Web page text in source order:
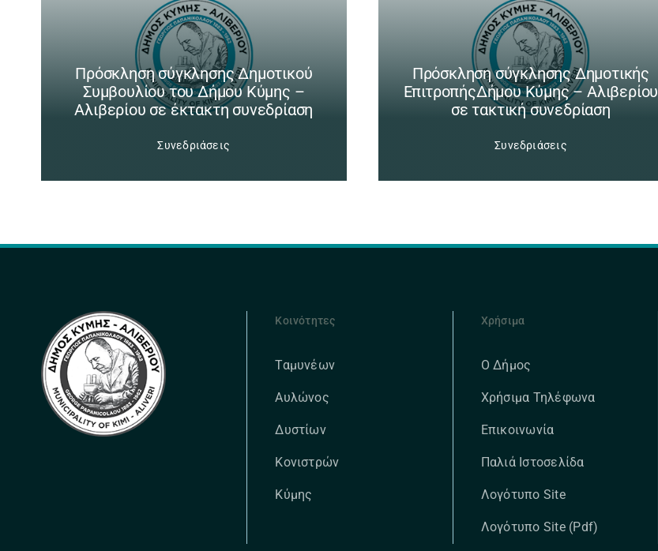
Πρόσκληση σύγκλησης Δημοτικού
Συμβουλίου του Δήμου Κύμης –
Αλιβερίου σε έκτακτη συνεδρίαση
Συνεδριάσεις
Πρόσκληση σύγκλησης Δημοτικής
ΕπιτροπήςΔήμου Κύμης – Αλιβερίου
σε τακτική συνεδρίαση
Συνεδριάσεις
Κοινότητες
Ταμυνέων
Αυλώνος
Δυστίων
Κονιστρών
Κύμης
Χρήσιμα
Ο Δήμος
Χρήσιμα Τηλέφωνα
Επικοινωνία
Παλιά Ιστοσελίδα
Λογότυπο Site
Λογότυπο Site (pdf)